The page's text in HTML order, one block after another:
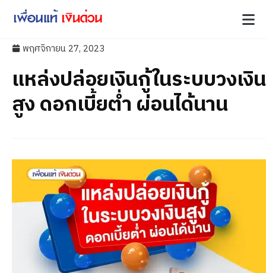
พฤศจิกายน 27, 2023
แหล่งปล่อยเงินกู้ในระบบวงเงิน
สูง ดอกเบี้ยต่ำ ผ่อนได้นาน